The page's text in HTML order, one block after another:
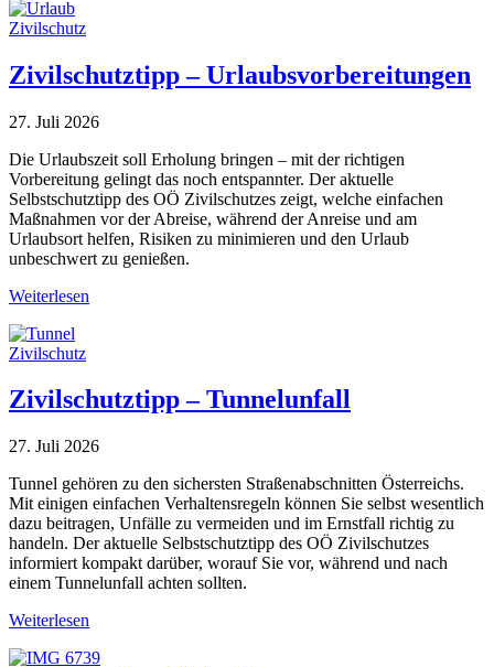
Zivilschutz
Zivilschutztipp – Urlaubsvorbereitungen
27. Juli 2026
Die Urlaubszeit soll Erholung bringen – mit der richtigen
Vorbereitung gelingt das noch entspannter. Der aktuelle
Selbstschutztipp des OÖ Zivilschutzes zeigt, welche einfachen
Maßnahmen vor der Abreise, während der Anreise und am
Urlaubsort helfen, Risiken zu minimieren und den Urlaub
unbeschwert zu genießen.
Weiterlesen
Zivilschutz
Zivilschutztipp – Tunnelunfall
27. Juli 2026
Tunnel gehören zu den sichersten Straßenabschnitten Österreichs.
Mit einigen einfachen Verhaltensregeln können Sie selbst wesentlich
dazu beitragen, Unfälle zu vermeiden und im Ernstfall richtig zu
handeln. Der aktuelle Selbstschutztipp des OÖ Zivilschutzes
informiert kompakt darüber, worauf Sie vor, während und nach
einem Tunnelunfall achten sollten.
Weiterlesen